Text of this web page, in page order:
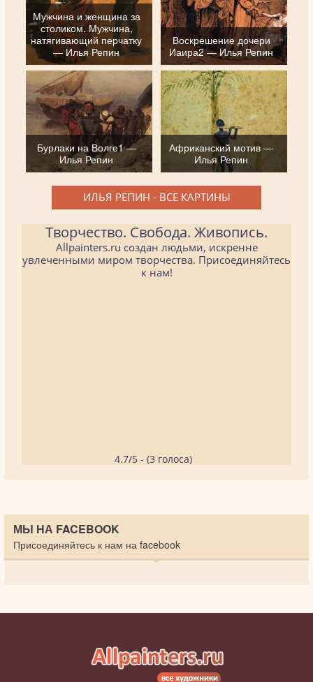
Мужчина и женщина за
столиком. Мужчина,
натягивающий перчатку
— Илья Репин
Воскрешение дочери
Иаира2 — Илья Репин
Бурлаки на Волге1 —
Илья Репин
Африканский мотив —
Илья Репин
ИЛЬЯ РЕПИН - ВСЕ КАРТИНЫ
Творчество. Свобода. Живопись.
Allpainters.ru создан людьми, искренне
увлеченными миром творчества. Присоединяйтесь
к нам!
4.7/5 - (3 голоса)
МЫ НА FACEBOOK
Присоединяйтесь к нам на facebook